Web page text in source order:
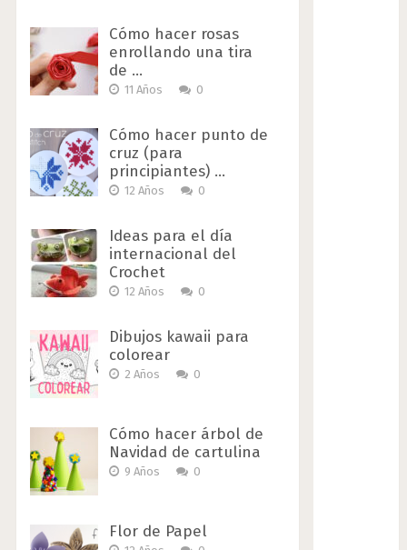
Cómo hacer rosas
enrollando una tira
de …
11 Años 0
Cómo hacer punto de
cruz (para
principiantes) …
12 Años 0
Ideas para el día
internacional del
Crochet
12 Años 0
Dibujos kawaii para
colorear
2 Años 0
Cómo hacer árbol de
Navidad de cartulina
9 Años 0
Flor de Papel